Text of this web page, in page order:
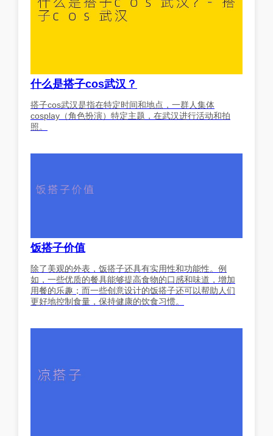
什么是搭子cos武汉？
搭子cos武汉是指在特定时间和地点，一群人集体
cosplay（角色扮演）特定主题，在武汉进行活动和拍
照。
饭搭子价值
除了美观的外表，饭搭子还具有实用性和功能性。例
如，一些优质的餐具能够提高食物的口感和味道，增加
用餐的乐趣；而一些创意设计的饭搭子还可以帮助人们
更好地控制食量，保持健康的饮食习惯。